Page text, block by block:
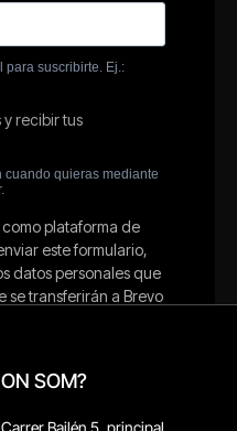
ON SOM?
Carrer Bailén 5, principal.